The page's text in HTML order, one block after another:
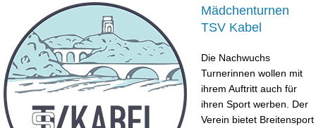
Mädchenturnen
TSV Kabel
Die Nachwuchs
Turnerinnen wollen mit
ihrem Auftritt auch für
ihren Sport werben. Der
Verein bietet Breitensport